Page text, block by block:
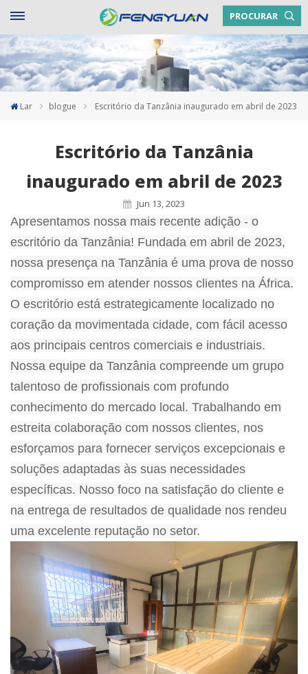
PROCURAR
Lar blogue Escritório da Tanzânia inaugurado em abril de 2023
Escritório da Tanzânia
inaugurado em abril de 2023
Jun 13, 2023
Apresentamos nossa mais recente adição - o
escritório da Tanzânia! Fundada em abril de 2023,
nossa presença na Tanzânia é uma prova de nosso
compromisso em atender nossos clientes na África.
O escritório está estrategicamente localizado no
coração da movimentada cidade, com fácil acesso
aos principais centros comerciais e industriais.
Nossa equipe da Tanzânia compreende um grupo
talentoso de profissionais com profundo
conhecimento do mercado local. Trabalhando em
estreita colaboração com nossos clientes, nos
esforçamos para fornecer serviços excepcionais e
soluções adaptadas às suas necessidades
específicas. Nosso foco na satisfação do cliente e
na entrega de resultados de qualidade nos rendeu
uma excelente reputação no setor.